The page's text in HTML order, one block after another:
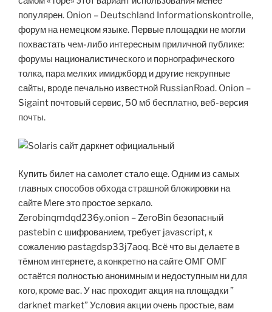
популярен. Onion – Deutschland Informationskontrolle,
форум на немецком языке. Первые площадки не могли
похвастать чем-либо интересным приличной публике:
форумы националистического и порнографического
толка, пара мелких имиджборд и другие некрупные
сайты, вроде печально известной RussianRoad. Onion –
Sigaint почтовый сервис, 50 мб бесплатно, веб-версия
почты.
Купить билет на самолет стало еще. Одним из самых
главных способов обхода страшной блокировки на
сайте Меге это простое зеркало.
Zerobinqmdqd236y.onion – ZeroBin безопасный
pastebin с шифрованием, требует javascript, к
сожалению pastagdsp33j7aoq. Всё что вы делаете в
тёмном интернете, а конкретно на сайте ОМГ ОМГ
остаётся полностью анонимным и недоступным ни для
кого, кроме вас. У нас проходит акция на площадки ”
darknet market” Условия акции очень простые, вам